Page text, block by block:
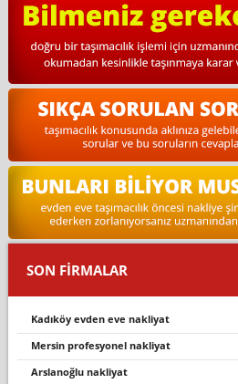
SON FİRMALAR
kadiköy evden eve nakli̇yat
mersin profesyonel nakliyat
arslanoğlu nakli̇yat